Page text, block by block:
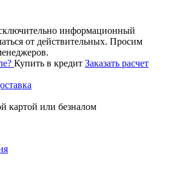
информационный
от действительных. Просим
Купить в кредит Заказать расчет
картой или безналом